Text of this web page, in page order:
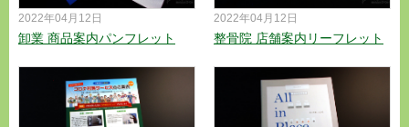
2022年04月12日
卸業 商品案内パンフレット
2022年04月12日
整骨院 店舗案内リーフレット